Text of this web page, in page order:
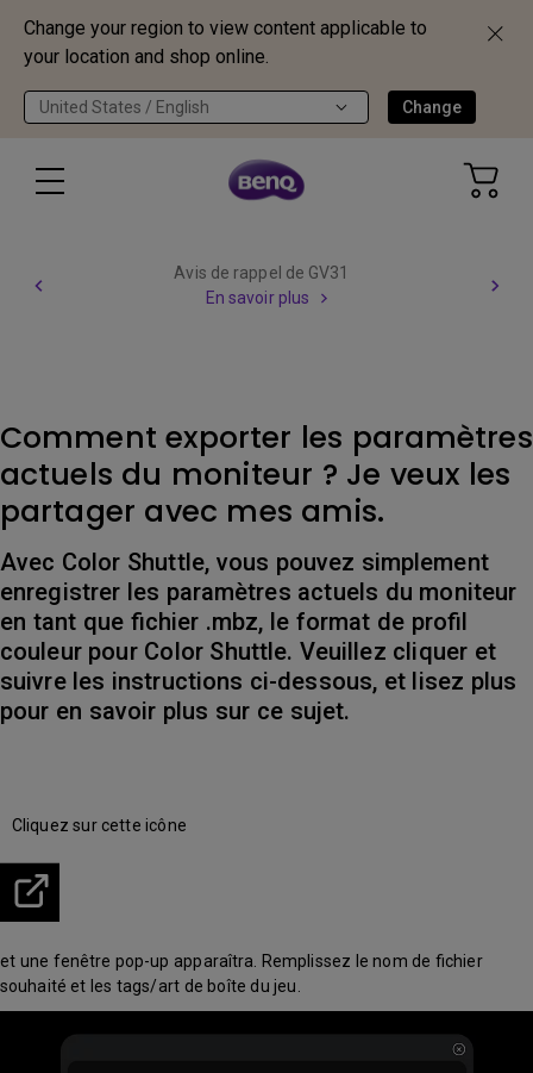
Change your region to view content applicable to
your location and shop online.
United States / English Change
Avis de rappel de GV31
En savoir plus
Comment exporter les paramètres
actuels du moniteur ? Je veux les
partager avec mes amis.
Avec Color Shuttle, vous pouvez simplement
enregistrer les paramètres actuels du moniteur
en tant que fichier .mbz, le format de profil
couleur pour Color Shuttle. Veuillez cliquer et
suivre les instructions ci-dessous, et lisez plus
pour en savoir plus sur ce sujet.
Cliquez sur cette icône
et une fenêtre pop-up apparaîtra. Remplissez le nom de fichier
souhaité et les tags/art de boîte du jeu.